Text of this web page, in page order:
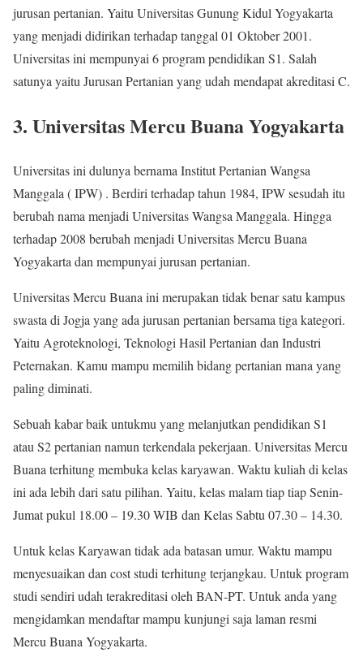
jurusan pertanian. Yaitu Universitas Gunung Kidul Yogyakarta
yang menjadi didirikan terhadap tanggal 01 Oktober 2001.
Universitas ini mempunyai 6 program pendidikan S1. Salah
satunya yaitu Jurusan Pertanian yang udah mendapat akreditasi C.
3. Universitas Mercu Buana Yogyakarta
Universitas ini dulunya bernama Institut Pertanian Wangsa
Manggala ( IPW) . Berdiri terhadap tahun 1984, IPW sesudah itu
berubah nama menjadi Universitas Wangsa Manggala. Hingga
terhadap 2008 berubah menjadi Universitas Mercu Buana
Yogyakarta dan mempunyai jurusan pertanian.
Universitas Mercu Buana ini merupakan tidak benar satu kampus
swasta di Jogja yang ada jurusan pertanian bersama tiga kategori.
Yaitu Agroteknologi, Teknologi Hasil Pertanian dan Industri
Peternakan. Kamu mampu memilih bidang pertanian mana yang
paling diminati.
Sebuah kabar baik untukmu yang melanjutkan pendidikan S1
atau S2 pertanian namun terkendala pekerjaan. Universitas Mercu
Buana terhitung membuka kelas karyawan. Waktu kuliah di kelas
ini ada lebih dari satu pilihan. Yaitu, kelas malam tiap tiap Senin-
Jumat pukul 18.00 – 19.30 WIB dan Kelas Sabtu 07.30 – 14.30.
Untuk kelas Karyawan tidak ada batasan umur. Waktu mampu
menyesuaikan dan cost studi terhitung terjangkau. Untuk program
studi sendiri udah terakreditasi oleh BAN-PT. Untuk anda yang
mengidamkan mendaftar mampu kunjungi saja laman resmi
Mercu Buana Yogyakarta.